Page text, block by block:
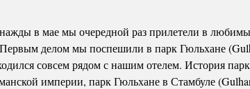
в мае мы очередной раз прилетели в
делом мы поспешили в парк Гюльхане
совсем рядом с нашим отелем. История
империи, парк Гюльхане в Стамбуле